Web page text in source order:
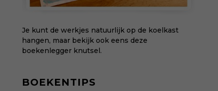
Je kunt de werkjes natuurlijk op de koelkast
hangen, maar bekijk ook eens deze
boekenlegger knutsel.
BOEKENTIPS